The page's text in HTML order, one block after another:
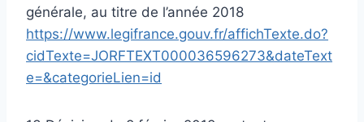
générale, au titre de l’année 2018
https://www.legifrance.gouv.fr/affichTexte.do?
cidTexte=JORFTEXT000036596273&dateText
e=&categorieLien=id